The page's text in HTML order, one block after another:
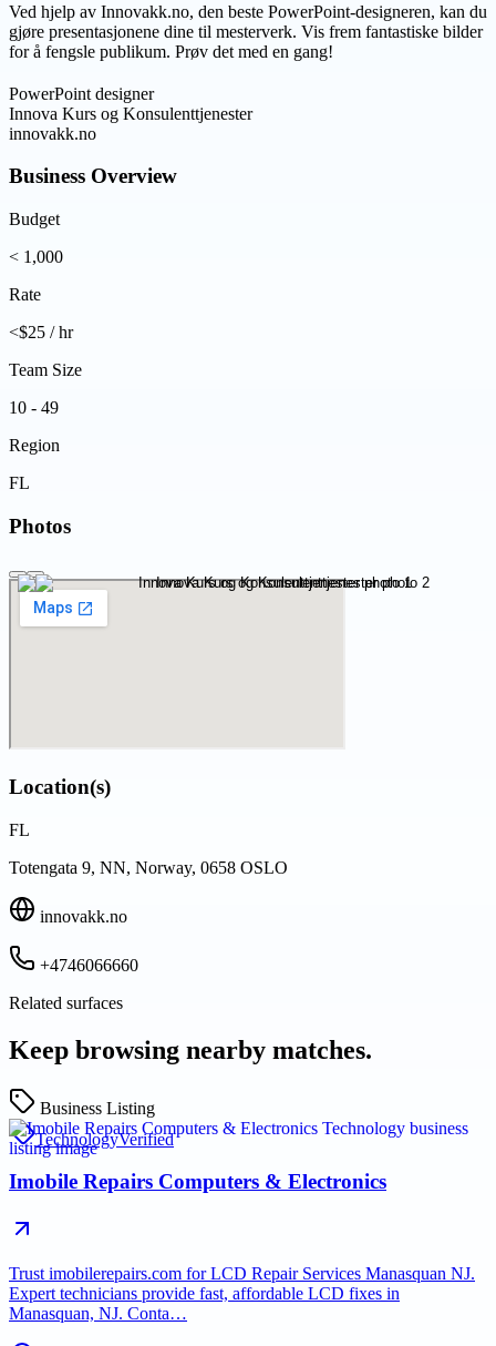
Ved hjelp av Innovakk.no, den beste PowerPoint-designeren, kan du
gjøre presentasjonene dine til mesterverk. Vis frem fantastiske bilder
for å fengsle publikum. Prøv det med en gang!
PowerPoint designer
Innova Kurs og Konsulenttjenester
innovakk.no
Business Overview
Budget
< 1,000
Rate
<$25 / hr
Team Size
10 - 49
Region
FL
Photos
Location(s)
FL
Totengata 9, NN, Norway, 0658 OSLO
innovakk.no
+4746066660
Related surfaces
Keep browsing nearby matches.
Business Listing
TechnologyVerified
Imobile Repairs Computers & Electronics
Trust imobilerepairs.com for LCD Repair Services Manasquan NJ.
Expert technicians provide fast, affordable LCD fixes in
Manasquan, NJ. Conta…